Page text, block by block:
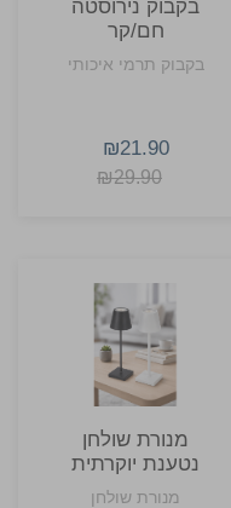
בקבוק נירוסטה
חם/קר
בקבוק תרמי איכותי
₪21.90
₪29.90
מנורת שולחן
נטענת יוקרתית
מנורת שולחן